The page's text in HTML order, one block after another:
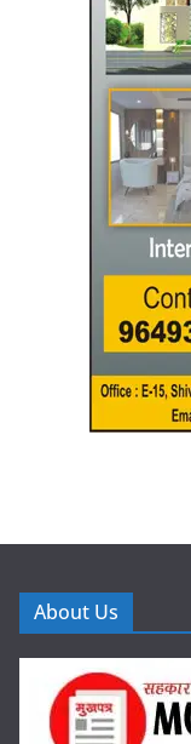
About Us